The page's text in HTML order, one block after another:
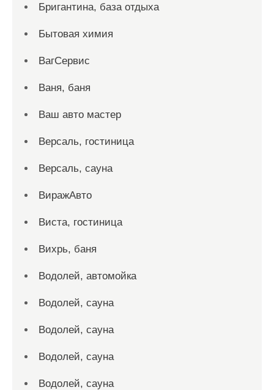
Бригантина, база отдыха
Бытовая химия
ВагСервис
Ваня, баня
Ваш авто мастер
Версаль, гостиница
Версаль, сауна
ВиражАвто
Виста, гостиница
Вихрь, баня
Водолей, автомойка
Водолей, сауна
Водолей, сауна
Водолей, сауна
Водолей, сауна